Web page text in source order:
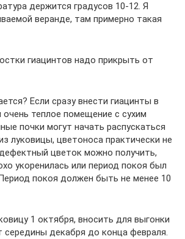
держится градусов 10-12. Я
веранде, там примерно такая
гиацинтов надо прикрыть от
Если сразу внести гиацинты в
теплое помещение с сухим
почки могут начать распускаться
луковицы, цветоноса практически не
цветок можно получить,
укоренилась или период покоя был
покоя должен быть не менее 10
1 октября, вносить для выгонки
середины декабря до конца февраля.